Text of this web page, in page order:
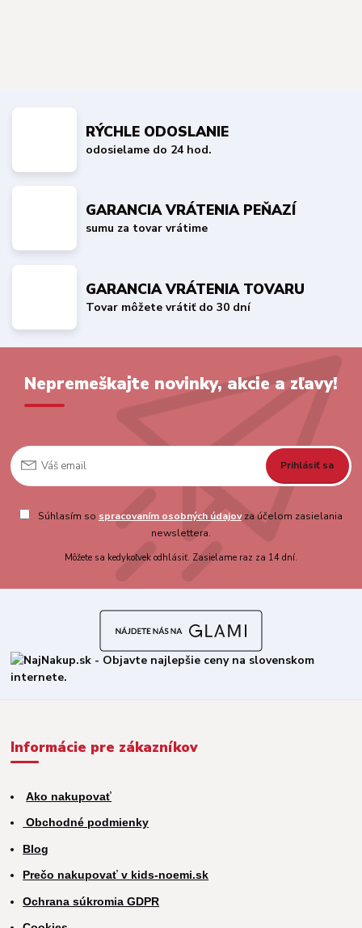
RÝCHLE ODOSLANIE
odosielame do 24 hod.
GARANCIA VRÁTENIA PEŇAZÍ
sumu za tovar vrátime
GARANCIA VRÁTENIA TOVARU
Tovar môžete vrátiť do 30 dní
Nepremeškajte novinky, akcie a zľavy!
Prihlásiť sa
Súhlasím so spracovaním osobných údajovza účelom zasielania
newslettera.
Môžete sa kedykoľvek odhlásiť. Zasielame raz za 14 dní.
Informácie pre zákazníkov
Ako nakupovať
Obchodné podmienky
Blog
Prečo nakupovať v kids-noemi.sk
Ochrana súkromia GDPR